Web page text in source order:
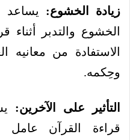
زيادة الخشوع: يساعد
الخشوع والتدبر أثناء
الاستفادة من معانيه
وحِكمه.
التأثير على الآخرين:
قراءة القرآن عامل